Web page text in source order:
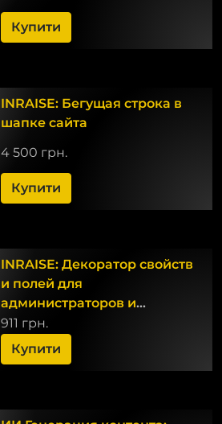
Купити
INRAISE: Бегущая строка в
шапке сайта
4 500 грн.
Купити
INRAISE: Декоратор свойств
и полей для
администраторов и
контент-менеджеров
911 грн.
Купити